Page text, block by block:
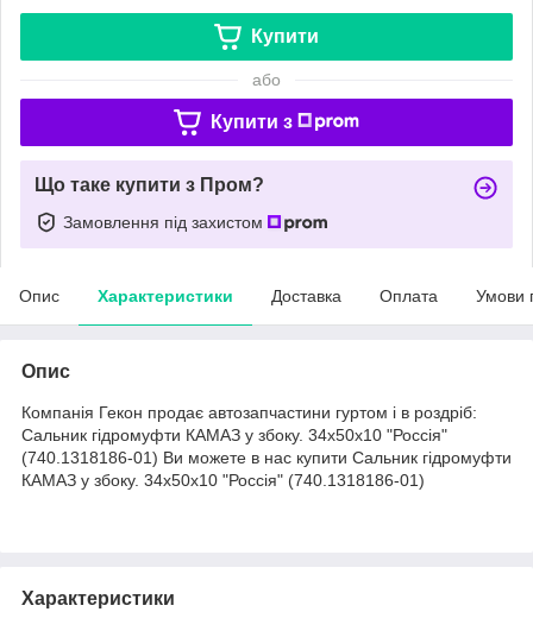
Купити
або
Купити з
Що таке купити з Пром?
Замовлення під захистом
Опис Характеристики Доставка Оплата Умови
Опис
Компанія Гекон продає автозапчастини гуртом і в роздріб:
Сальник гідромуфти КАМАЗ у збоку. 34х50х10 "Россія"
(740.1318186-01) Ви можете в нас купити Сальник гідромуфти
КАМАЗ у збоку. 34х50х10 "Россія" (740.1318186-01)
Характеристики